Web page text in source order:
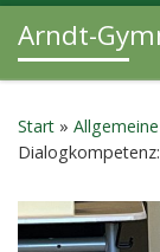
Zum Inhalt
Arndt-
Start »